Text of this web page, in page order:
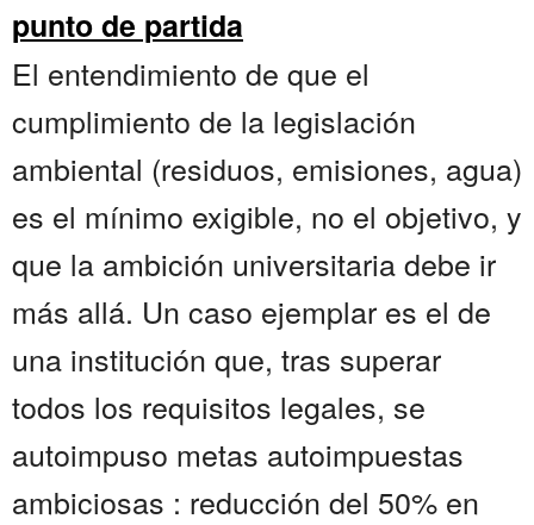
punto de partida
El entendimiento de que el
cumplimiento de la legislación
ambiental (residuos, emisiones, agua)
es el mínimo exigible, no el objetivo, y
que la ambición universitaria debe ir
más allá. Un caso ejemplar es el de
una institución que, tras superar
todos los requisitos legales, se
autoimpuso metas autoimpuestas
ambiciosas : reducción del 50% en